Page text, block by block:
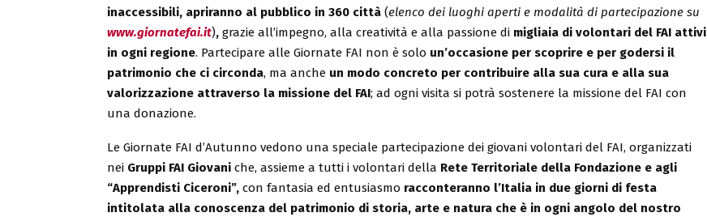
inaccessibili, apriranno al pubblico in 360 città (elenco dei luoghi aperti e modalità di partecipazione su
www.giornatefai.it), grazie all’impegno, alla creatività e alla passione di migliaia di volontari del FAI attivi
in ogni regione. Partecipare alle Giornate FAI non è solo un’occasione per scoprire e per godersi il
patrimonio che ci circonda, ma anche un modo concreto per contribuire alla sua cura e alla sua
valorizzazione attraverso la missione del FAI; ad ogni visita si potrà sostenere la missione del FAI con
una donazione.
Le Giornate FAI d’Autunno vedono una speciale partecipazione dei giovani volontari del FAI, organizzati
nei Gruppi FAI Giovani che, assieme a tutti i volontari della Rete Territoriale della Fondazione e agli
“Apprendisti Ciceroni”, con fantasia ed entusiasmo racconteranno l’Italia in due giorni di festa
intitolata alla conoscenza del patrimonio di storia, arte e natura che è in ogni angolo del nostro